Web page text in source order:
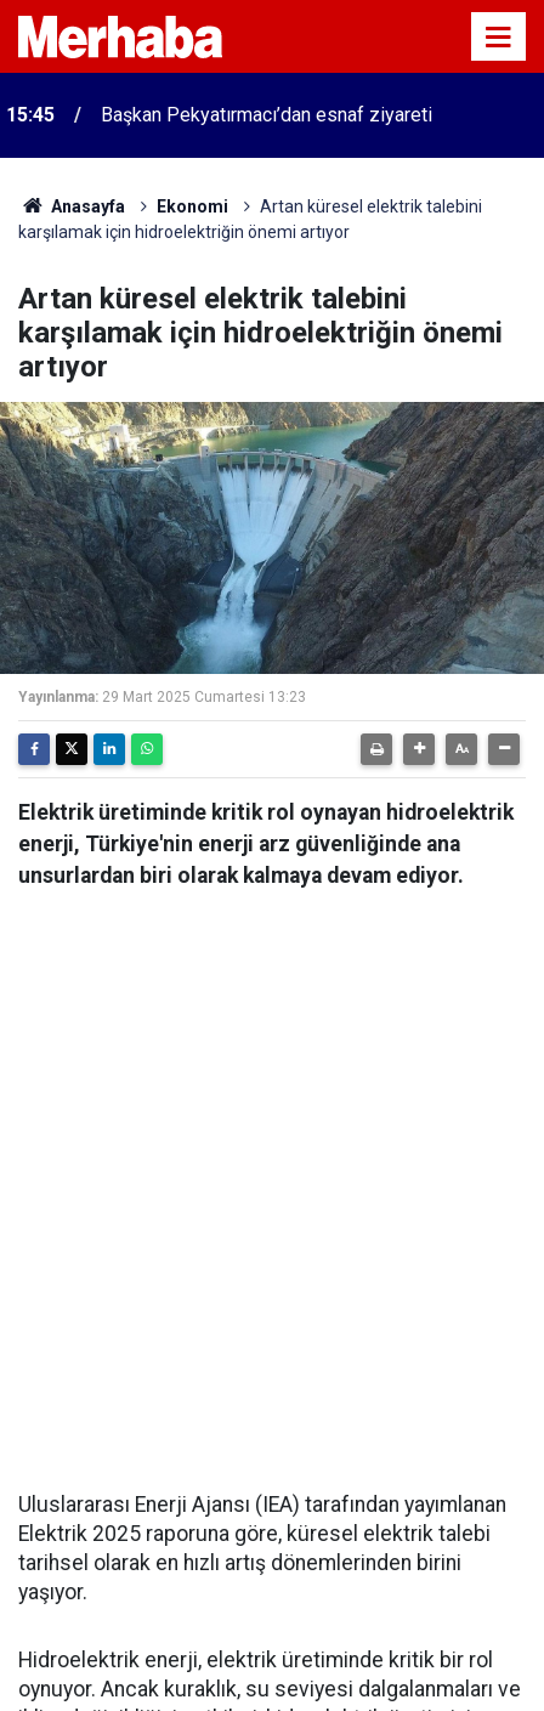
15:45 Başkan Pekyatırmacı’dan esnaf ziyareti
15:38
Konyalı patron 70 bin TL maaşla personel arıyor!
İşte o firma
Anasayfa Ekonomi
Artan küresel elektrik talebini
karşılamak için hidroelektriğin önemi artıyor
Artan küresel elektrik talebini
karşılamak için hidroelektriğin önemi
artıyor
Yayınlanma: 29 Mart 2025 Cumartesi 13:23
Elektrik üretiminde kritik rol oynayan hidroelektrik
enerji, Türkiye'nin enerji arz güvenliğinde ana
unsurlardan biri olarak kalmaya devam ediyor.
Uluslararası Enerji Ajansı (IEA) tarafından yayımlanan
Elektrik 2025 raporuna göre, küresel elektrik talebi
tarihsel olarak en hızlı artış dönemlerinden birini
yaşıyor.
Hidroelektrik enerji, elektrik üretiminde kritik bir rol
oynuyor. Ancak kuraklık, su seviyesi dalgalanmaları ve